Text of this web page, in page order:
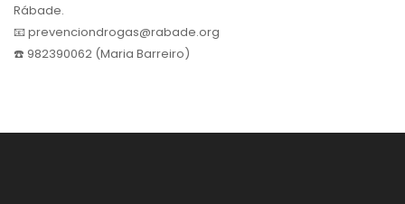
Rábade.
📧 prevenciondrogas@rabade.org
☎️ 982390062 (Maria Barreiro)